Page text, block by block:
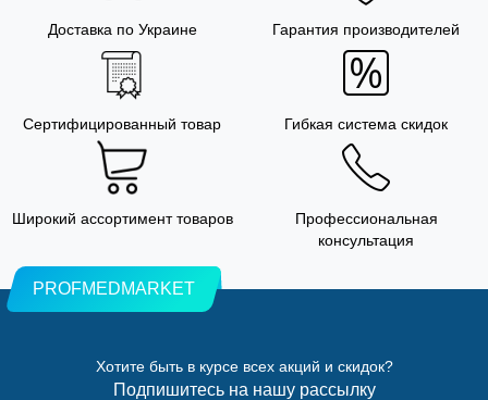
Доставка по Украине Гарантия производителей
Сертифицированный товар Гибкая система скидок
Широкий ассортимент товаров
Профессиональная
консультация
PROFMEDMARKET
Хотите быть в курсе всех акций и скидок?
Подпишитесь на нашу рассылку